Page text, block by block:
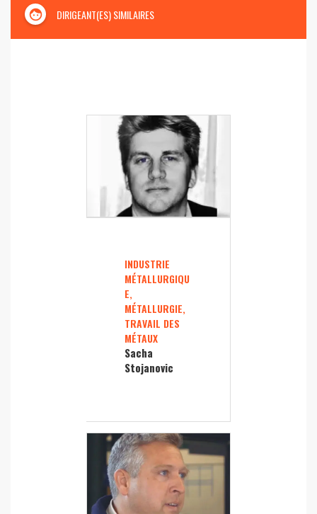
face DIRIGEANT(ES) SIMILAIRES
INDUSTRIE
MÉTALLURGIQU
E,
MÉTALLURGIE,
TRAVAIL DES
MÉTAUX
Sacha
Stojanovic